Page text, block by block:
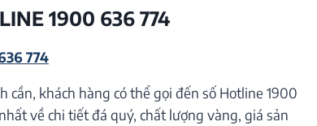
1900 636 774
774
cần, khách hàng có thể gọi đến số Hotline 1900
về chi tiết đá quý, chất lượng vàng, giá sản